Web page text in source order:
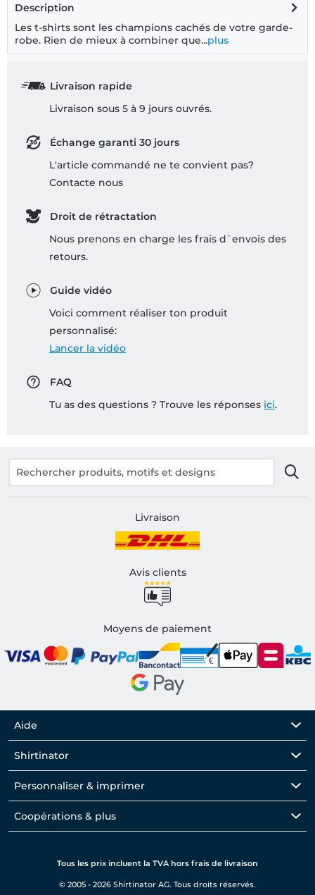
Description
Les t-shirts sont les champions cachés de votre garde-
robe. Rien de mieux à combiner que...plus
Livraison rapide
Livraison sous 5 à 9 jours ouvrés.
Échange garanti 30 jours
L'article commandé ne te convient pas?
Contacte nous
Droit de rétractation
Nous prenons en charge les frais d`envois des
retours.
Guide vidéo
Voici comment réaliser ton produit
personnalisé:
Lancer la vidéo
FAQ
Tu as des questions ? Trouve les réponses ici.
Livraison
Avis clients
Moyens de paiement
Aide
Shirtinator
Personnaliser & imprimer
Coopérations & plus
Tous les prix incluent la TVA hors frais de livraison
© 2005 - 2026 Shirtinator AG. Tous droits réservés.